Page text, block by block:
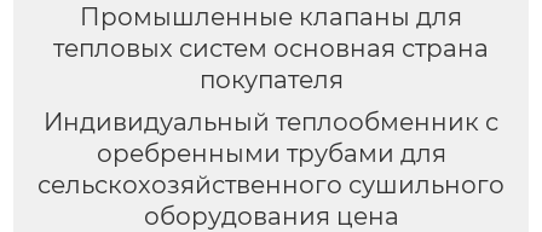
Промышленные клапаны для
тепловых систем основная страна
покупателя
Индивидуальный теплообменник с
оребренными трубами для
сельскохозяйственного сушильного
оборудования цена